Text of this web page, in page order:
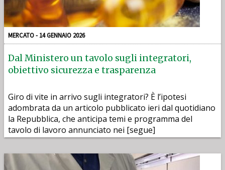
MERCATO - 14 GENNAIO 2026
Dal Ministero un tavolo sugli integratori,
obiettivo sicurezza e trasparenza
Giro di vite in arrivo sugli integratori? È l’ipotesi
adombrata da un articolo pubblicato ieri dal quotidiano
la Repubblica, che anticipa temi e programma del
tavolo di lavoro annunciato nei [segue]